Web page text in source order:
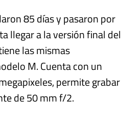
85 días y pasaron por
llegar a la versión final del
las mismas
M. Cuenta con un
permite grabar
de 50 mm f/2.